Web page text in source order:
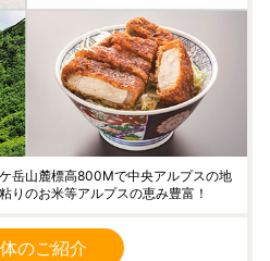
岳山麓標高800Mで中央アルプスの地
りのお米等アルプスの恵み豊富！
のご紹介